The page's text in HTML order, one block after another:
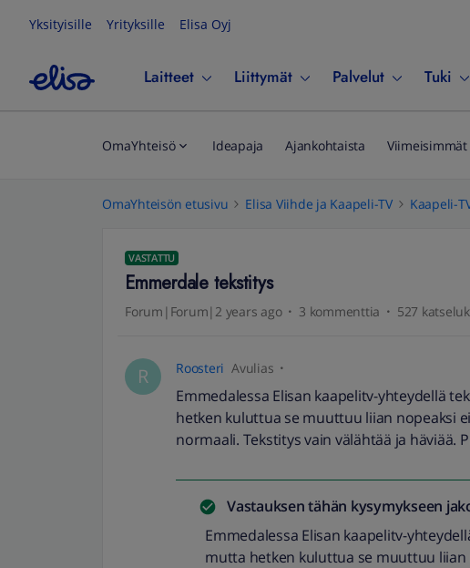
Yksityisille Yrityksille Elisa Oyj
Laitteet Liittymät Palvelut Tuki
OmaYhteisö Ideapaja Ajankohtaista
OmaYhteisön etusivu Elisa Viihde ja Kaapeli-TV Kaapeli-
VASTATTU
Emmerdale tekstitys
Forum|Forum|2 years ago 3 kommenttia 527
R Roosteri Avulias
Emmedalessa Elisan kaapelitv-yhteydellä
hetken kuluttua se muuttuu liian nopeaksi
normaali. Tekstitys vain välähtää ja häviää.
Vastauksen tähän kysymykseen
Emmedalessa Elisan kaapelitv-
mutta hetken kuluttua se muuttuu liian